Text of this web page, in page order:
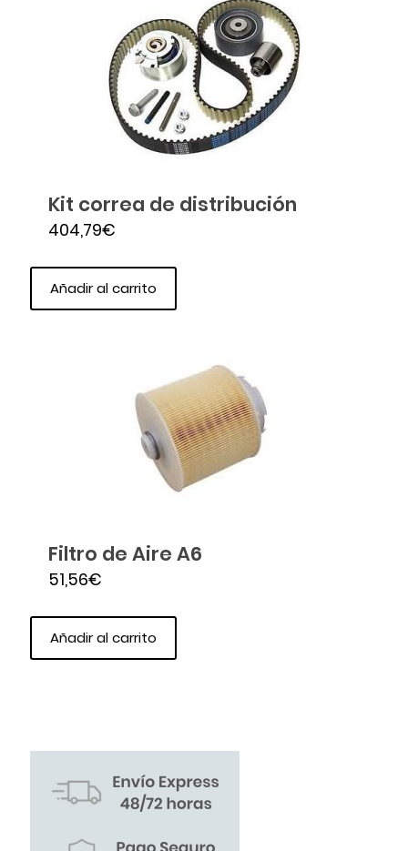
Kit correa de distribución
404,79€
Añadir al carrito
Filtro de Aire A6
51,56€
Añadir al carrito